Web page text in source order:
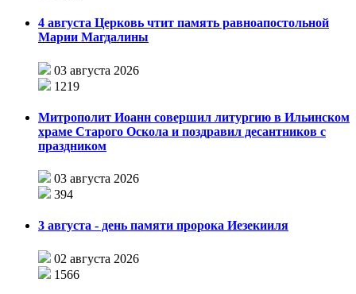
4 августа Церковь чтит память равноапостольной
Марии Магдалины
03 августа 2026
1219
Митрополит Иоанн совершил литургию в Ильинском
храме Старого Оскола и поздравил десантников с
праздником
03 августа 2026
394
3 августа - день памяти пророка Иезекииля
02 августа 2026
1566